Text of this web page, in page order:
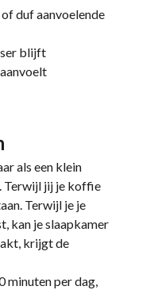
of duf aanvoelende
blijft
als een klein
. Terwijl jij je koffie
Terwijl je je
kan je slaapkamer
krijgt de
minuten per dag,